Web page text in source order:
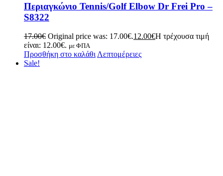
Περιαγκώνιο Tennis/Golf Elbow Dr Frei Pro –
S8322
17.00€ Original price was: 17.00€.12.00€Η τρέχουσα τιμή
είναι: 12.00€. με ΦΠΑ
Προσθήκη στο καλάθιΛεπτομέρειες
Sale!